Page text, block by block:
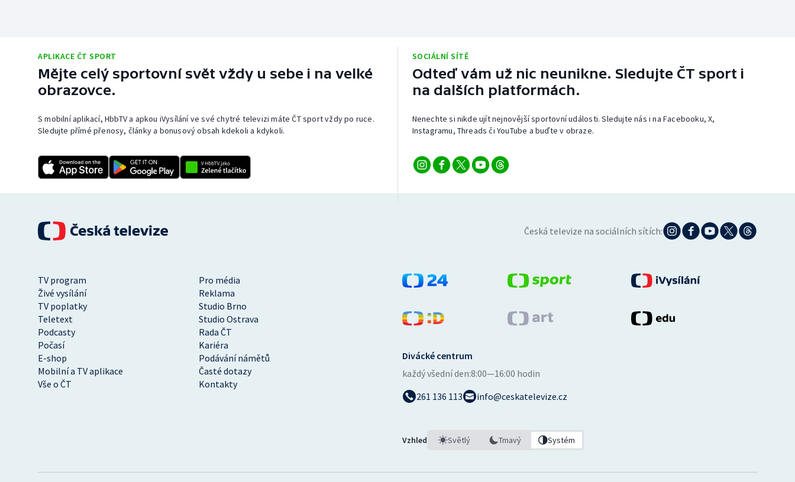
APLIKACE ČT SPORT
Mějte celý sportovní svět vždy u sebe i na velké
obrazovce.
S mobilní aplikací, HbbTV a apkou iVysílání ve své chytré televizi máte ČT sport vždy po ruce.
Sledujte přímé přenosy, články a bonusový obsah kdekoli a kdykoli.
SOCIÁLNÍ SÍTĚ
Odteď vám už nic neunikne. Sledujte ČT sport i
na dalších platformách.
Nenechte si nikde ujít nejnovější sportovní události. Sledujte nás i na Facebooku, X,
Instagramu, Threads či YouTube a buďte v obraze.
Česká televize na sociálních sítích:
TV program
Pro média
Živé vysílání
Reklama
TV poplatky
Studio Brno
Teletext
Studio Ostrava
Podcasty
Rada ČT
Počasí
Kariéra
E-shop
Podávání námětů
Mobilní a TV aplikace
Časté dotazy
Vše o ČT
Kontakty
Divácké centrum
každý všední den:8:00—16:00 hodin
261 136 113
info@ceskatelevize.cz
Vzhled Světlý Tmavý Systém